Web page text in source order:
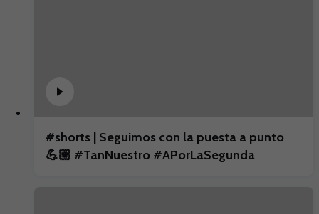
#shorts | Seguimos con la puesta a punto
💪🏼 #TanNuestro #APorLaSegunda